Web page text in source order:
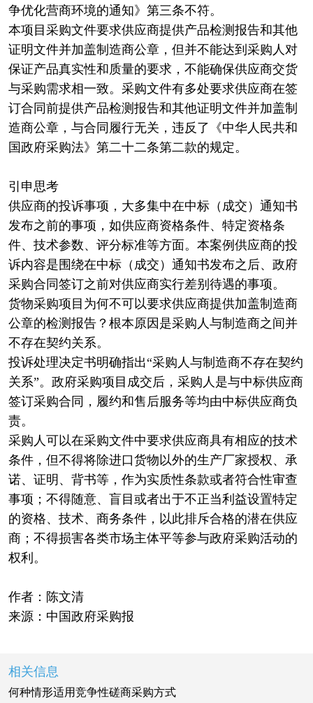
争优化营商环境的通知》第三条不符。
本项目采购文件要求供应商提供产品检测报告和其他
证明文件并加盖制造商公章，但并不能达到采购人对
保证产品真实性和质量的要求，不能确保供应商交货
与采购需求相一致。采购文件有多处要求供应商在签
订合同前提供产品检测报告和其他证明文件并加盖制
造商公章，与合同履行无关，违反了《中华人民共和
国政府采购法》第二十二条第二款的规定。
引申思考
供应商的投诉事项，大多集中在中标（成交）通知书
发布之前的事项，如供应商资格条件、特定资格条
件、技术参数、评分标准等方面。本案例供应商的投
诉内容是围绕在中标（成交）通知书发布之后、政府
采购合同签订之前对供应商实行差别待遇的事项。
货物采购项目为何不可以要求供应商提供加盖制造商
公章的检测报告？根本原因是采购人与制造商之间并
不存在契约关系。
投诉处理决定书明确指出“采购人与制造商不存在契约
关系”。政府采购项目成交后，采购人是与中标供应商
签订采购合同，履约和售后服务等均由中标供应商负
责。
采购人可以在采购文件中要求供应商具有相应的技术
条件，但不得将除进口货物以外的生产厂家授权、承
诺、证明、背书等，作为实质性条款或者符合性审查
事项；不得随意、盲目或者出于不正当利益设置特定
的资格、技术、商务条件，以此排斥合格的潜在供应
商；不得损害各类市场主体平等参与政府采购活动的
权利。
作者：陈文清
来源：中国政府采购报
相关信息
何种情形适用竞争性磋商采购方式